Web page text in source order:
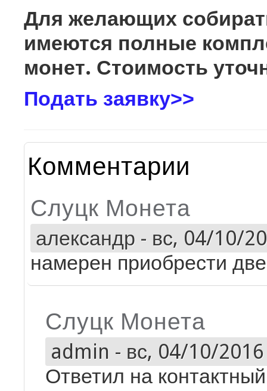
Для желающих
имеются полные
монет. Стоимость
Подать заявку>>
Комментарии
Слуцк Монета
александр - вс, 04/10/
намерен приобрести
Слуцк Монета
admin - вс, 04/10/
Ответил на